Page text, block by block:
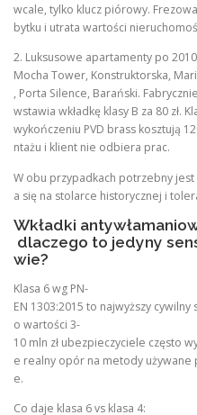
wcale, tylko klucz piórowy.
bytku i utrata wartości
2. Luksusowe apartamenty po
Mocha Tower, Konstruktorska,
, Porta Silence, Barański.
wstawia wkładkę klasy B za 80 zł.
wykończeniu PVD brass kosztują
ntażu i klient nie odbiera prac.
W obu przypadkach potrzebny jest
a się na stolarce historycznej i
Wkładki
dlaczego to jedyny
wie?
Klasa 6 wg PN-
EN 1303:2015 to najwyższy
o wartości 3-
10 mln zł ubezpieczyciele często
e realny opór na metody używane
e.
Co daje klasa 6 vs klasa 4: